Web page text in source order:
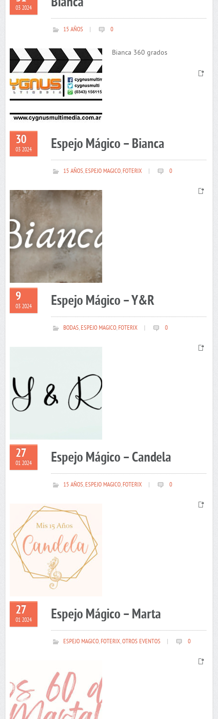
03 2024
15 AÑOS 0
Bianca 360 grados
30
03 2024 Espejo Mágico – Bianca
15 AÑOS,ESPEJO MAGICO,FOTERIX 0
9
03 2024 Espejo Mágico – Y&R
BODAS,ESPEJO MAGICO,FOTERIX 0
27
01 2024 Espejo Mágico – Candela
15 AÑOS,ESPEJO MAGICO,FOTERIX 0
27
01 2024 Espejo Mágico – Marta
ESPEJO MAGICO,FOTERIX,OTROS EVENTOS 0